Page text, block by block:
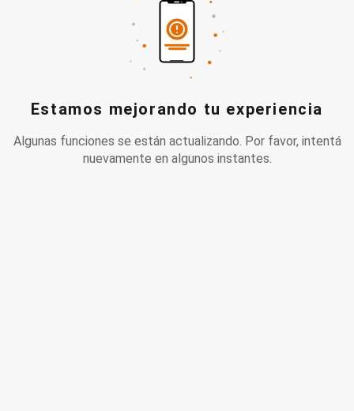
Estamos mejorando tu experiencia
Algunas funciones se están actualizando. Por favor, intentá
nuevamente en algunos instantes.